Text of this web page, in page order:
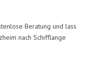
Beratung und lass
nach Schifflange